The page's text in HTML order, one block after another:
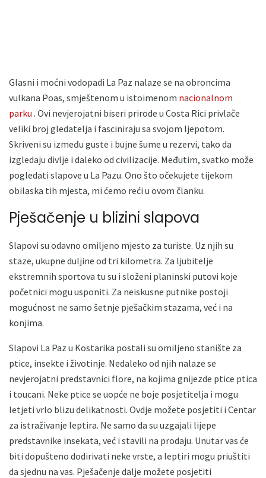
Glasni i moćni vodopadi La Paz nalaze se na obroncima
vulkana Poas, smještenom u istoimenom nacionalnom
parku . Ovi nevjerojatni biseri prirode u Costa Rici privlače
veliki broj gledatelja i fasciniraju sa svojom ljepotom.
Skriveni su između guste i bujne šume u rezervi, tako da
izgledaju divlje i daleko od civilizacije. Međutim, svatko može
pogledati slapove u La Pazu. Ono što očekujete tijekom
obilaska tih mjesta, mi ćemo reći u ovom članku.
Pješačenje u blizini slapova
Slapovi su odavno omiljeno mjesto za turiste. Uz njih su
staze, ukupne duljine od tri kilometra. Za ljubitelje
ekstremnih sportova tu su i složeni planinski putovi koje
početnici mogu usponiti. Za neiskusne putnike postoji
mogućnost ne samo šetnje pješačkim stazama, već i na
konjima.
Slapovi La Paz u Kostarika postali su omiljeno stanište za
ptice, insekte i životinje. Nedaleko od njih nalaze se
nevjerojatni predstavnici flore, na kojima gnijezde ptice ptica
i toucani. Neke ptice se uopće ne boje posjetitelja i mogu
letjeti vrlo blizu delikatnosti. Ovdje možete posjetiti i Centar
za istraživanje leptira. Ne samo da su uzgajali lijepe
predstavnike insekata, već i stavili na prodaju. Unutar vas će
biti dopušteno dodirivati ​​neke vrste, a leptiri mogu priuštiti
da sjednu na vas. Pješačenje dalje možete posjetiti